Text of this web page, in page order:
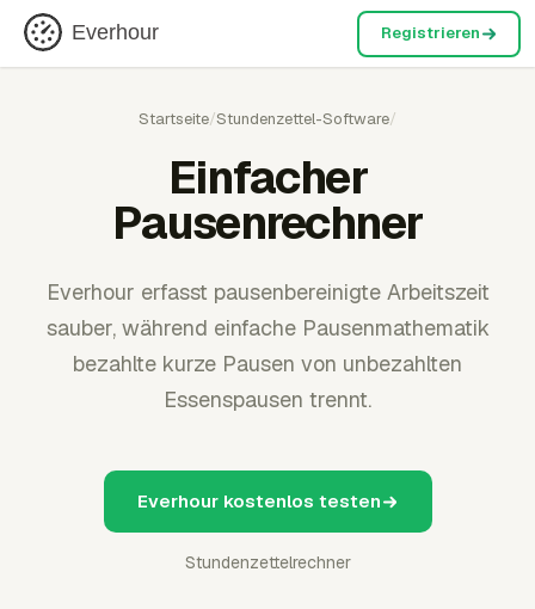
Everhour Registrieren
Startseite/Stundenzettel-Software/
Einfacher
Pausenrechner
Everhour erfasst pausenbereinigte Arbeitszeit
sauber, während einfache Pausenmathematik
bezahlte kurze Pausen von unbezahlten
Essenspausen trennt.
Everhour kostenlos testen
Stundenzettelrechner